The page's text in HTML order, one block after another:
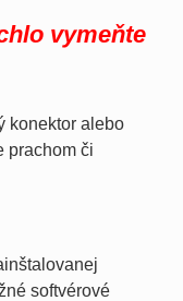
vymeňte
konektor alebo
prachom či
softvérové